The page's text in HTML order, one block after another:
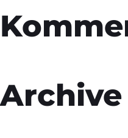
Archive